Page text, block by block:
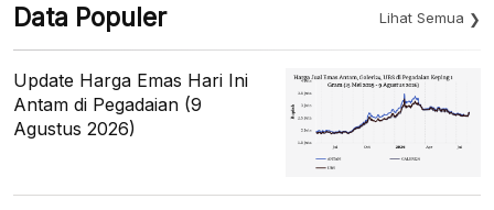
Data Populer Lihat Semua
Update Harga Emas Hari Ini
Antam di Pegadaian (9
Agustus 2026)